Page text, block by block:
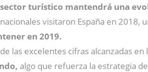
turístico mantendrá una
visitaron España en 2018,
en 2019.
de las excelentes cifras alcanzadas
algo que refuerza la estrategia